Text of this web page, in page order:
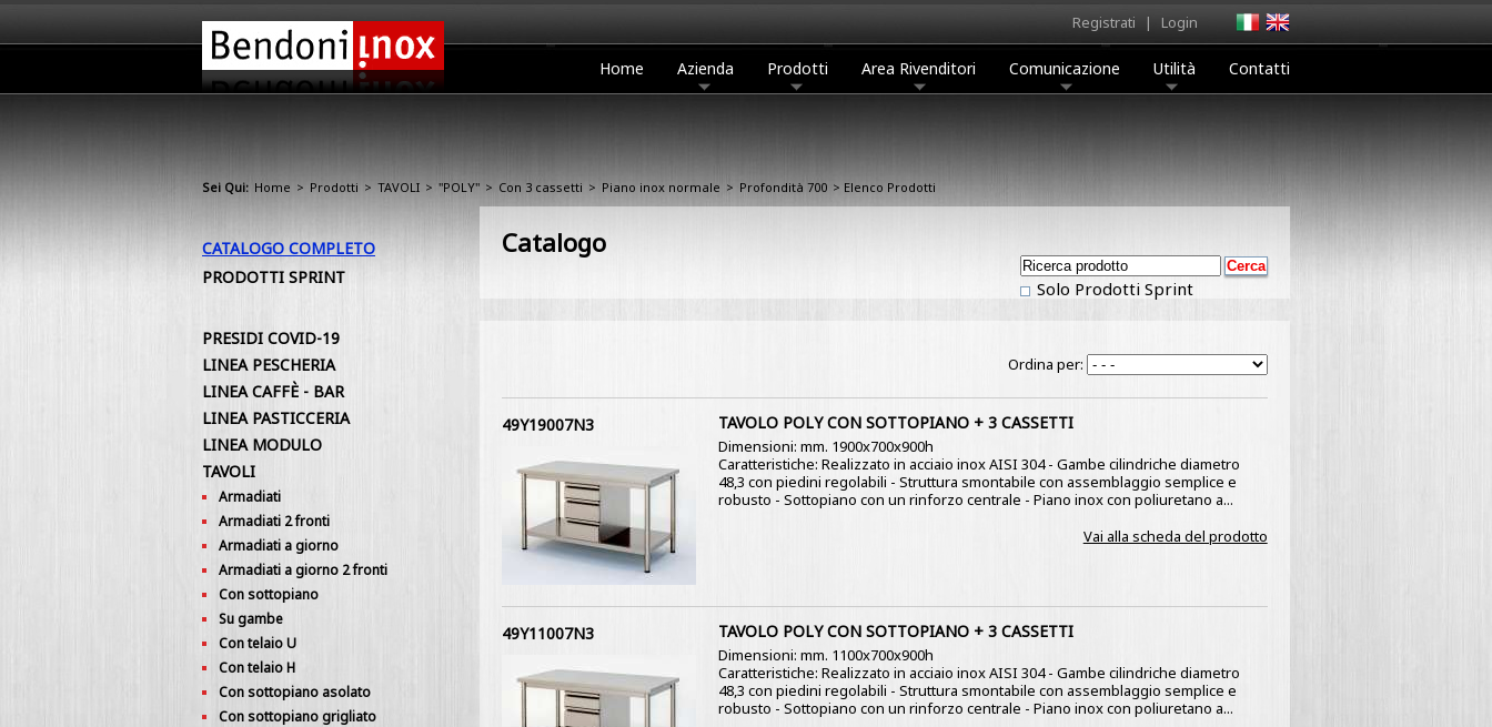
Registrati | Login
Home Azienda Prodotti Area Rivenditori Comunicazione Utilità Contatti
Sei Qui: Home > Prodotti > TAVOLI > "POLY" > Con 3 cassetti > Piano inox normale > Profondità 700 > Elenco Prodotti
Catalogo
Solo Prodotti Sprint
Ordina per:
49Y19007N3 TAVOLO POLY CON SOTTOPIANO + 3 CASSETTI
Dimensioni: mm. 1900x700x900h
Caratteristiche: Realizzato in acciaio inox AISI 304 - Gambe cilindriche diametro
48,3 con piedini regolabili - Struttura smontabile con assemblaggio semplice e
robusto - Sottopiano con un rinforzo centrale - Piano inox con poliuretano a...
Vai alla scheda del prodotto
49Y11007N3 TAVOLO POLY CON SOTTOPIANO + 3 CASSETTI
Dimensioni: mm. 1100x700x900h
Caratteristiche: Realizzato in acciaio inox AISI 304 - Gambe cilindriche diametro
48,3 con piedini regolabili - Struttura smontabile con assemblaggio semplice e
robusto - Sottopiano con un rinforzo centrale - Piano inox con poliuretano a...
CATALOGO COMPLETO
PRODOTTI SPRINT
PRESIDI COVID-19
LINEA PESCHERIA
LINEA CAFFÈ - BAR
LINEA PASTICCERIA
LINEA MODULO
TAVOLI
Armadiati
Armadiati 2 fronti
Armadiati a giorno
Armadiati a giorno 2 fronti
Con sottopiano
Su gambe
Con telaio U
Con telaio H
Con sottopiano asolato
Con sottopiano grigliato